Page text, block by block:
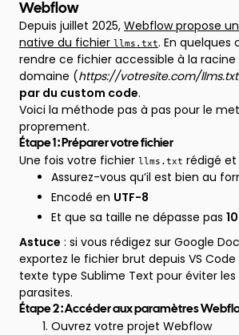
Webflow
Depuis juillet 2025, Webflow propose
native du fichier llms.txt. En quelques
rendre ce fichier accessible à la
domaine (https://votresite.com/llms.txt
par du custom code.
Voici la méthode pas à pas pour le
proprement.
Étape 1 : Préparer votre fichier
Une fois votre fichier llms.txt rédigé et
Assurez-vous qu’il est bien au
Encodé en UTF-8
Et que sa taille ne dépasse pas
Astuce : si vous rédigez sur Google
exportez le fichier brut depuis VS
texte type Sublime Text pour éviter
parasites.
Étape 2 : Accéder aux paramètres
Ouvrez votre projet Webflow